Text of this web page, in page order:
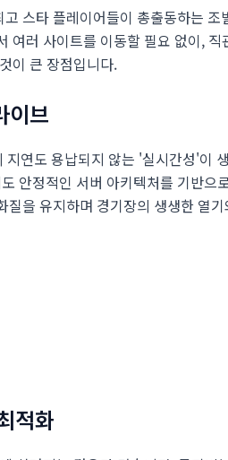
스타 플레이어들이 총출동하는 조
여러 사이트를 이동할 필요 없이,
이 큰 장점입니다.
이브
연도 용납되지 않는 '실시간성'이
안정적인 서버 아키텍처를 기반으
을 유지하며 경기장의 생생한 열
적화